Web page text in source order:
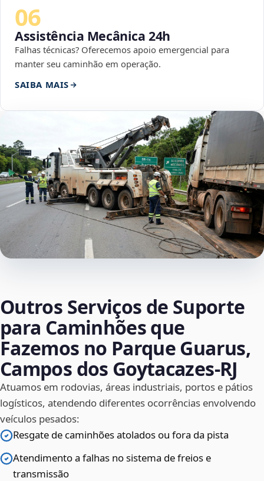
06
Assistência Mecânica 24h
Falhas técnicas? Oferecemos apoio emergencial para
manter seu caminhão em operação.
SAIBA MAIS
Outros Serviços de Suporte
para Caminhões que
Fazemos no Parque Guarus,
Campos dos Goytacazes‑RJ
Atuamos em rodovias, áreas industriais, portos e pátios
logísticos, atendendo diferentes ocorrências envolvendo
veículos pesados:
Resgate de caminhões atolados ou fora da pista
Atendimento a falhas no sistema de freios e
transmissão